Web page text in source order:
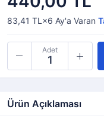
83,41 TL×6 Ay'a Varan
Adet
Ürün Açıklaması